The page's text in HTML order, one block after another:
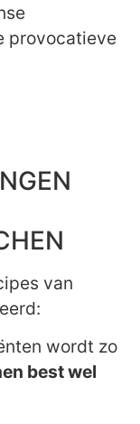
provocatieve
van
wordt zo
best wel